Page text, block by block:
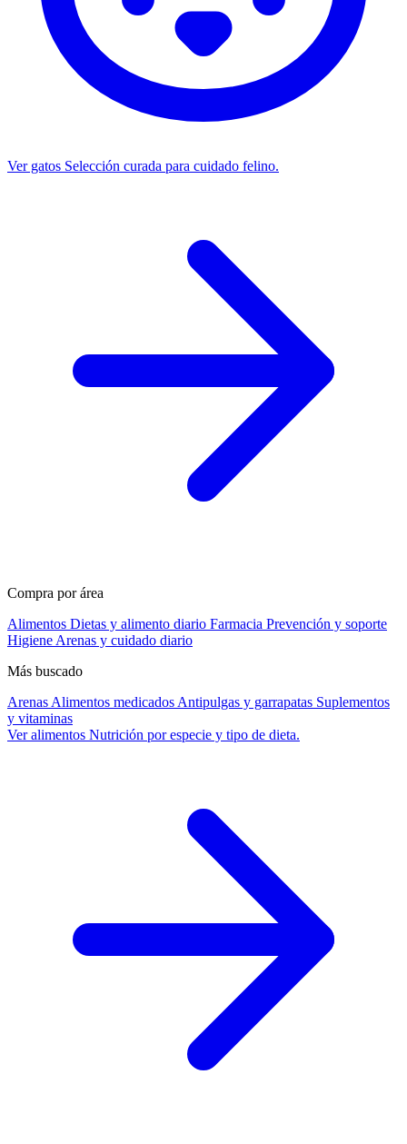
Ver gatos Selección curada para cuidado felino.
Compra por área
Alimentos Dietas y alimento diario Farmacia Prevención y soporte
Higiene Arenas y cuidado diario
Más buscado
Arenas Alimentos medicados Antipulgas y garrapatas Suplementos
y vitaminas
Ver alimentos Nutrición por especie y tipo de dieta.